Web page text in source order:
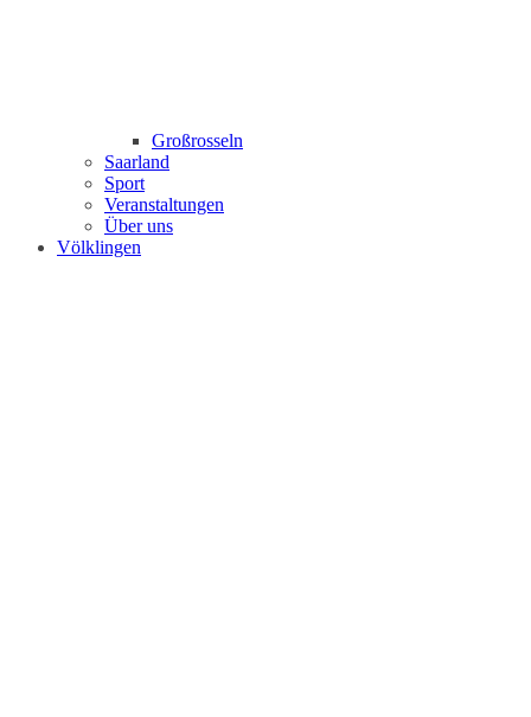
Großrosseln
Saarland
Sport
Veranstaltungen
Über uns
Völklingen